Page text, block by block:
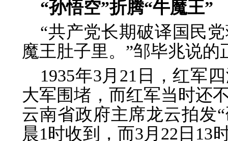
“孙悟空”折腾“牛魔王”
“共产党长期破译国民
魔王肚子里。”邹毕兆说
1935年3月21日，红军
大军围堵，而红军当时还
云南省政府主席龙云拍发
晨1时收到，而3月22日13